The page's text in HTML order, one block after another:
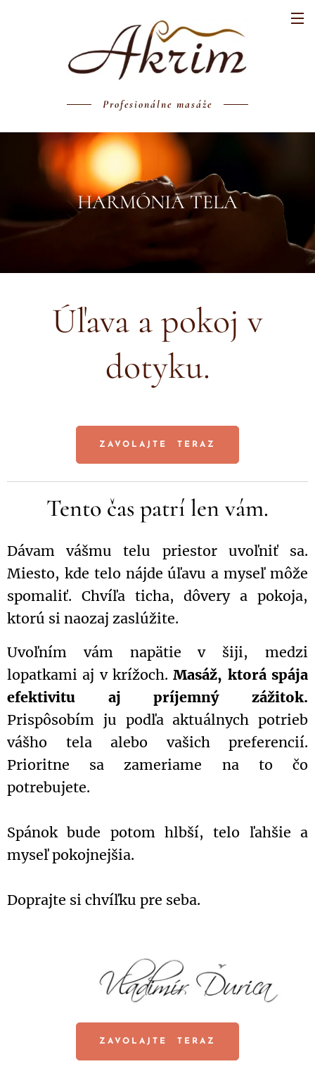
Profesionálne masáže
HARMÓNIA TELA
Úľava a pokoj v
dotyku.
ZAVOLAJTE TERAZ
Tento čas patrí len vám.
Dávam vášmu telu priestor uvoľniť sa.
Miesto, kde telo nájde úľavu a myseľ môže
spomaliť. Chvíľa ticha, dôvery a pokoja,
ktorú si naozaj zaslúžite.
Uvoľním vám napätie v šiji, medzi
lopatkami aj v krížoch.Masáž, ktorá spája
efektivitu aj príjemný zážitok.
Prispôsobím ju podľa aktuálnych potrieb
vášho tela alebo vašich preferencií.
Prioritne sa zameriame na to čo
potrebujete.
Spánok bude potom hlbší, telo ľahšie a
myseľ pokojnejšia.
Doprajte si chvíľku pre seba.
ZAVOLAJTE TERAZ